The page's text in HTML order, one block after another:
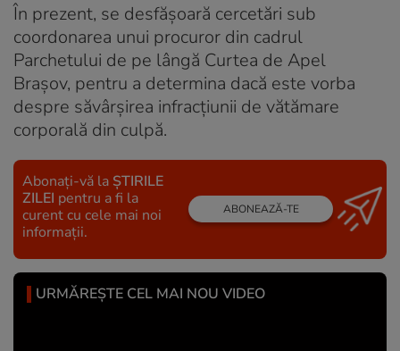
În prezent, se desfășoară cercetări sub
coordonarea unui procuror din cadrul
Parchetului de pe lângă Curtea de Apel
Brașov, pentru a determina dacă este vorba
despre săvârșirea infracțiunii de vătămare
corporală din culpă.
Abonați-vă la ȘTIRILE
ZILEI pentru a fi la
curent cu cele mai noi
informații.
ABONEAZĂ-TE
URMĂREȘTE CEL MAI NOU VIDEO